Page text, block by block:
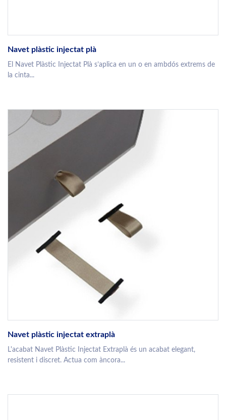
Navet plàstic injectat plà
El Navet Plàstic Injectat Plà s’aplica en un o en ambdós extrems de
la cinta...
Navet plàstic injectat extraplà
L'acabat Navet Plàstic Injectat Extraplà és un acabat elegant,
resistent i discret. Actua com àncora...